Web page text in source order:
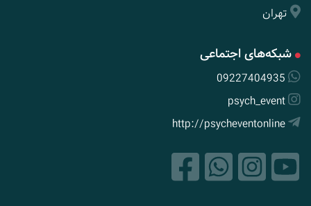
تهران
شبکه‌های اجتماعی
09227404935
psych_event
http://psycheventonline